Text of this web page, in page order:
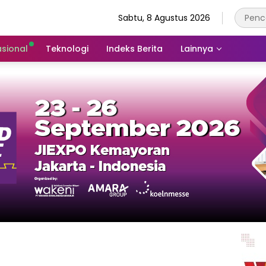
Sabtu, 8 Agustus 2026
Teknologi Indeks Berita Lainnya